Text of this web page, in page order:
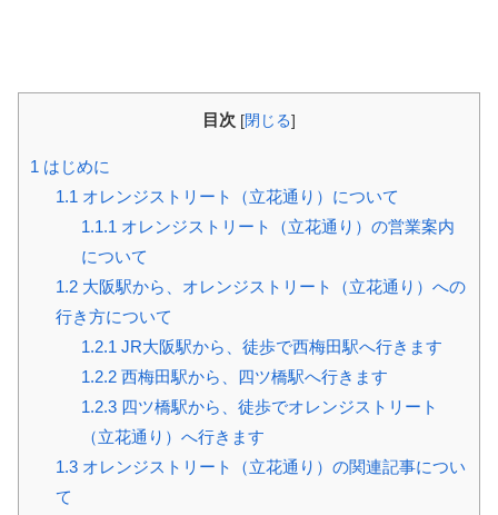
目次 [閉じる]
1 はじめに
1.1 オレンジストリート（立花通り）について
1.1.1 オレンジストリート（立花通り）の営業案内
について
1.2大阪駅から、オレンジストリート（立花通り）への
行き方について
1.2.1 JR大阪駅から、徒歩で西梅田駅へ行きます
1.2.2西梅田駅から、四ツ橋駅へ行きます
1.2.3四ツ橋駅から、徒歩でオレンジストリート
（立花通り）へ行きます
1.3オレンジストリート（立花通り）の関連記事につい
て